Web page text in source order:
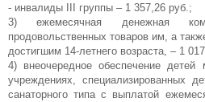
- инвалиды III группы – 1 357,26 руб.;
3) ежемесячная денежная
продовольственных товаров им, а
достигшим 14-летнего возраста, – 1
4) внеочередное обеспечение
учреждениях, специализированных
санаторного типа с выплатой